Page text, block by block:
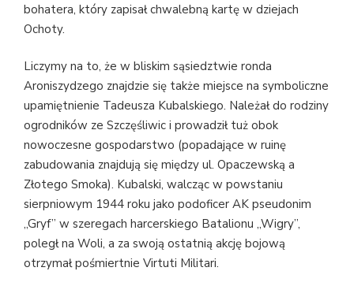
bohatera, który zapisał chwalebną kartę w dziejach
Ochoty.
Liczymy na to, że w bliskim sąsiedztwie ronda
Aroniszydzego znajdzie się także miejsce na symboliczne
upamiętnienie Tadeusza Kubalskiego. Należał do rodziny
ogrodników ze Szczęśliwic i prowadził tuż obok
nowoczesne gospodarstwo (popadające w ruinę
zabudowania znajdują się między ul. Opaczewską a
Złotego Smoka). Kubalski, walcząc w powstaniu
sierpniowym 1944 roku jako podoficer AK pseudonim
„Gryf” w szeregach harcerskiego Batalionu „Wigry”,
poległ na Woli, a za swoją ostatnią akcję bojową
otrzymał pośmiertnie Virtuti Militari.